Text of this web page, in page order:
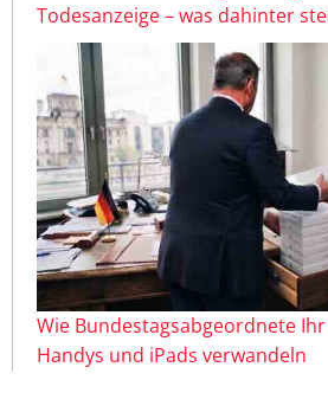
Todesanzeige – was dahinter
Wie Bundestagsabgeordnete
Handys und iPads verwandeln